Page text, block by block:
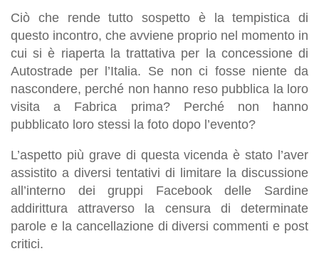
Ciò che rende tutto sospetto è la tempistica di
questo incontro, che avviene proprio nel momento in
cui si è riaperta la trattativa per la concessione di
Autostrade per l’Italia. Se non ci fosse niente da
nascondere, perché non hanno reso pubblica la loro
visita a Fabrica prima? Perché non hanno
pubblicato loro stessi la foto dopo l’evento?
L’aspetto più grave di questa vicenda è stato l’aver
assistito a diversi tentativi di limitare la discussione
all’interno dei gruppi Facebook delle Sardine
addirittura attraverso la censura di determinate
parole e la cancellazione di diversi commenti e post
critici.